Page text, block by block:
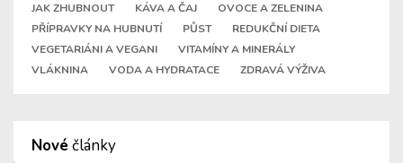
JAK ZHUBNOUT
KÁVA A ČAJ
OVOCE A ZELENINA
PŘÍPRAVKY NA HUBNUTÍ
PŮST
REDUKČNÍ DIETA
VEGETARIÁNI A VEGANI
VITAMÍNY A MINERÁLY
VLÁKNINA
VODA A HYDRATACE ZDRAVÁ VÝŽIVA
Nové články